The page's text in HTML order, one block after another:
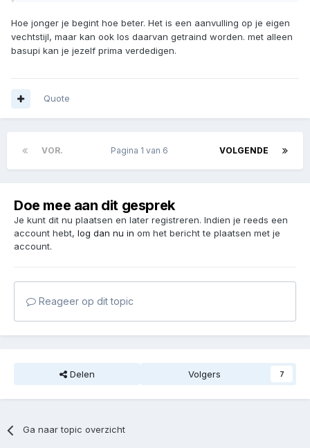
Hoe jonger je begint hoe beter. Het is een aanvulling op je eigen
vechtstijl, maar kan ook los daarvan getraind worden. met alleen
basupi kan je jezelf prima verdedigen.
Quote
VOR. VOLGENDE
Pagina 1 van 6
Doe mee aan dit gesprek
Je kunt dit nu plaatsen en later registreren. Indien je reeds een
account hebt, log dan nu in om het bericht te plaatsen met je
account.
Reageer op dit topic
Delen Volgers 7
Ga naar topic overzicht